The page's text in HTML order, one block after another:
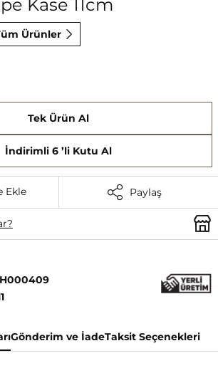
Kase 11cm
Ürünler
Tek Ürün Al
İndirimli 6 ’li Kutu Al
Ekle Paylaş
Gönderim ve İadeTaksit Seçenekleri